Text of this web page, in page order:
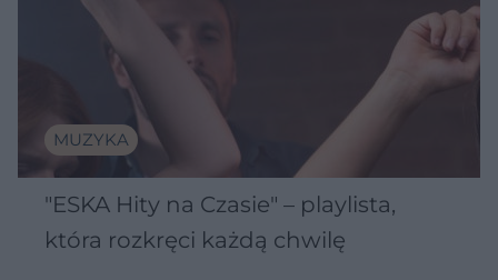
MUZYKA
"ESKA Hity na Czasie" – playlista,
która rozkręci każdą chwilę